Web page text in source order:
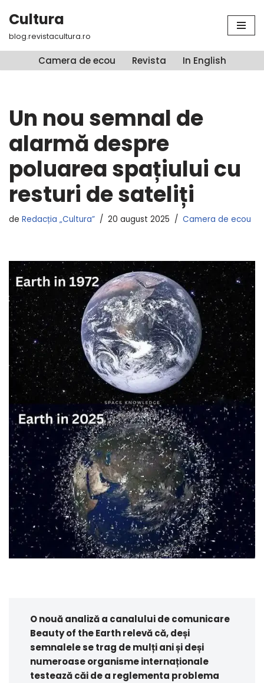
Sari
conținut
Cultura
blog.revistacultura.ro
Camera de ecou Revista In English
Un nou semnal de
alarmă despre
poluarea spațiului cu
resturi de sateliți
de Redacția „Cultura” 20 august 2025 Camera de ecou
O nouă analiză a canalului de comunicare
Beauty of the Earth relevă că, deși
semnalele se trag de mulți ani și deși
numeroase organisme internaționale
testează căi de a reglementa problema